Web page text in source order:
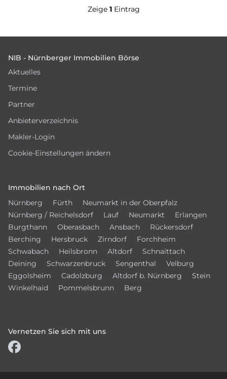
Zeige 1Eintrag
NIB - Nürnberger Immobilien Börse
Aktuelles
Termine
Partner
Anbieterverzeichnis
Makler-Login
Cookie-Einstellungen ändern
Immobilien nach Ort
Nürnberg
Fürth
Neumarkt in der Oberpfalz
Nürnberg / Reichelsdorf
Lauf Neumarkt
Erlangen
Burgthann
Oberasbach Ansbach
Rückersdorf
Berching
Hersbruck Zirndorf
Forchheim
Schwabach
Heilsbronn Altdorf
Schnaittach
Deining
Schwarzenbruck Sengenthal
Velburg
Eggolsheim
Cadolzburg Altdorf b. Nürnberg
Stein
Winkelhaid
Pommelsbrunn Berg
Vernetzen Sie sich mit uns